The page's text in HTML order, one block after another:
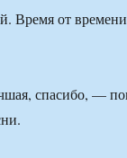
Время от
спасибо, —